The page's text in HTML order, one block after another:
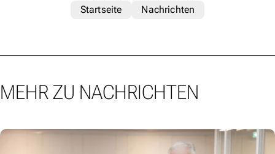
Startseite
Nachrichten
MEHR ZU NACHRICHTEN